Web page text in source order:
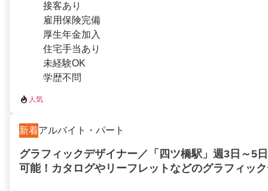
接客あり
雇用保険完備
厚生年金加入
住宅手当あり
未経験OK
学歴不問
人気
新着アルバイト・パート
グラフィックデザイナー／「四ツ橋駅」週3日～5
可能！カタログやリーフレットなどのグラフィッ